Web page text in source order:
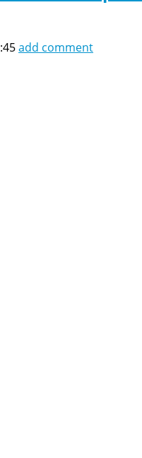
add comment